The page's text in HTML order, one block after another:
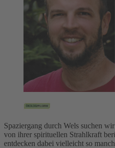
Spaziergang durch Wels suchen
von ihrer spirituellen Strahlkraft
entdecken dabei vielleicht so